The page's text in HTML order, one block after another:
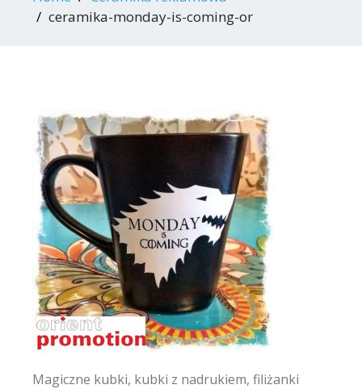
ceramika-monday-is-coming-or
Magiczne kubki, kubki z nadrukiem, filiżanki